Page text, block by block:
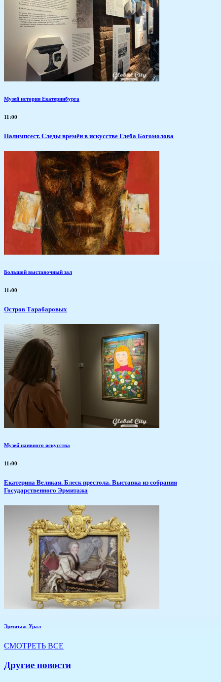
Музей истории Екатеринбурга
11:00
Палимпсест. Следы времён в искусстве Глеба Богомолова
Большой выставочный зал
11:00
Остров Тарабаровых
Музей наивного искусства
11:00
Екатерина Великая. Блеск престола. Выставка из собрания
Государственного Эрмитажа
Эрмитаж-Урал
СМОТРЕТЬ ВСЕ
Другие новости